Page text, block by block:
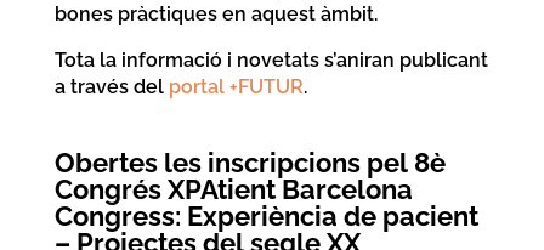
bones pràctiques en aquest àmbit.
Tota la informació i novetats s’aniran publicant
a través delportal +FUTUR.
Obertes les inscripcions pel 8è
Congrés XPAtient Barcelona
Congress: Experiència de pacient
– Projectes del segle XX